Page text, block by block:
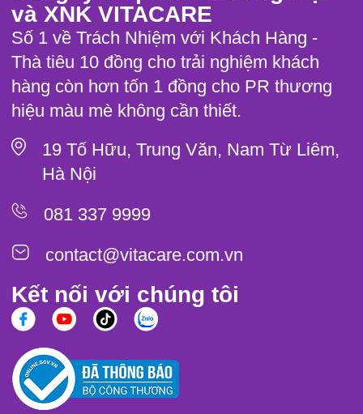
và XNK VITACARE
Số 1 về Trách Nhiệm với Khách Hàng -
Thà tiêu 10 đồng cho trải nghiệm khách
hàng còn hơn tốn 1 đồng cho PR thương
hiệu màu mè không cần thiết.
19 Tố Hữu, Trung Văn, Nam Từ Liêm,
Hà Nội
081 337 9999
contact@vitacare.com.vn
Kết nối với chúng tôi